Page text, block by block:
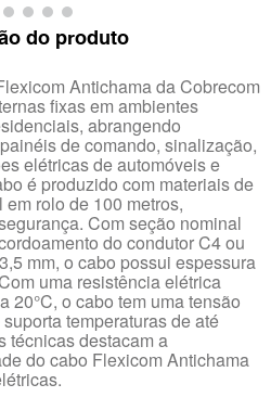
do produto
Antichama da Cobrecom
fixas em ambientes
abrangendo
de comando, sinalização,
elétricas de automóveis e
é produzido com materiais de
rolo de 100 metros,
Com seção nominal
do condutor C4 ou
mm, o cabo possui espessura
uma resistência elétrica
20°C, o cabo tem uma tensão
temperaturas de até
técnicas destacam a
do cabo Flexicom Antichama